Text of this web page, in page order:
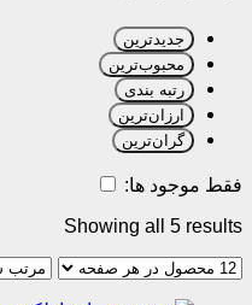
جدیدترین
محبوب‌ترین
رتبه بندی
ارزان‌ترین
گران‌ترین
فقط موجود ها:
Showing all 5 results